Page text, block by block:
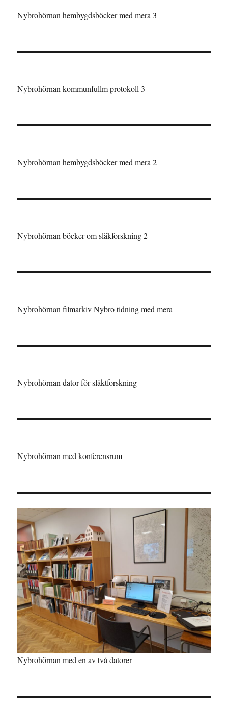
Nybrohörnan hembygdsböcker med mera 3
Nybrohörnan kommunfullm protokoll 3
Nybrohörnan hembygdsböcker med mera 2
Nybrohörnan böcker om släkforskning 2
Nybrohörnan filmarkiv Nybro tidning med mera
Nybrohörnan dator för släktforskning
Nybrohörnan med konferensrum
Nybrohörnan med en av två datorer